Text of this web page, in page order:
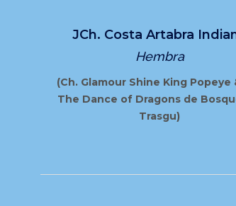
JCh. Costa Artabra
Hembra
(Ch. Glamour Shine King Popeye
The Dance of Dragons de
Trasgu)